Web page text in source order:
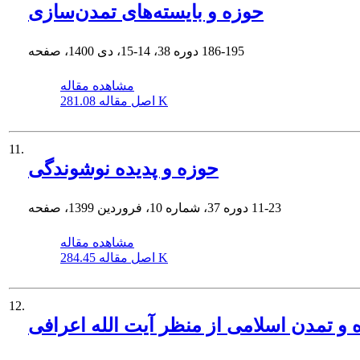
حوزه و بایسته‌های تمدن‌سازی
186-195
مشاهده مقاله
اصل مقاله 281.08 K
11.
حوزه و پدیده نوشوندگی
11-23
مشاهده مقاله
اصل مقاله 284.45 K
12.
و تمدن اسلامی از منظر آیت الله اعرافی